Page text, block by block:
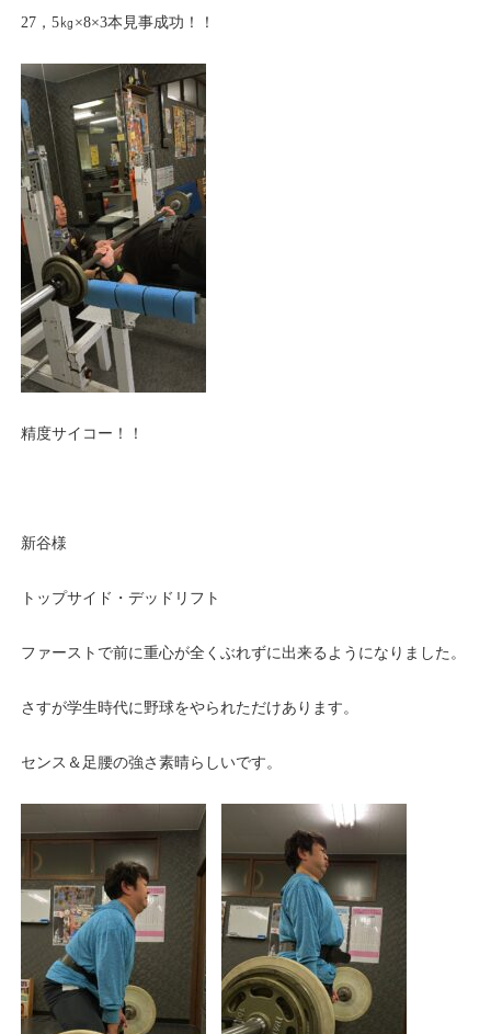
27，5㎏×8×3本見事成功！！
精度サイコー！！
新谷様
トップサイド・デッドリフト
ファーストで前に重心が全くぶれずに出来るようになりました。
さすが学生時代に野球をやられただけあります。
センス＆足腰の強さ素晴らしいです。